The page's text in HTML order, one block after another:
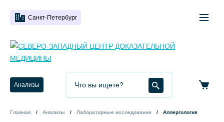
Санкт-Петербург
Анализы
Главная Анализы Лабораторные исследования Аллергология